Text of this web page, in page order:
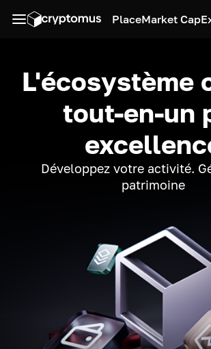
PlaceMarket Cap
L'écosystème
tout-en-un
Développez votre activité.
patrimoine